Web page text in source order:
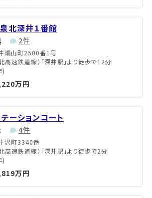
北深井１番館
2件
畑山町2500番1号
高速鉄道線）「深井駅」より徒歩で12分
)
万円
ーションコート
4件
沢町3340番
高速鉄道線）「深井駅」より徒歩で2分
)
万円